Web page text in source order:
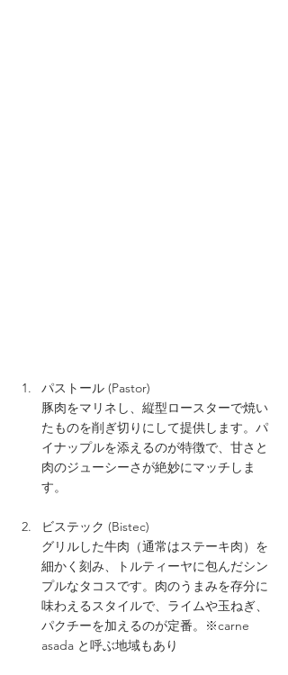
パストール (Pastor)
豚肉をマリネし、縦型ロースターで焼い
たものを削ぎ切りにして提供します。パ
イナップルを添えるのが特徴で、甘さと
肉のジューシーさが絶妙にマッチしま
す。
ビステック (Bistec)
グリルした牛肉（通常はステーキ肉）を
細かく刻み、トルティーヤに包んだシン
プルなタコスです。肉のうまみを存分に
味わえるスタイルで、ライムや玉ねぎ、
パクチーを加えるのが定番。※carne
asada と呼ぶ地域もあり